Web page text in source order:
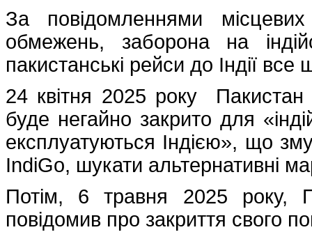
За повідомленнями
обмежень, заборона на
пакистанські рейси до Індії
24 квітня 2025 року Пакистан
буде негайно закрито для
експлуатуються Індією», що
IndiGo, шукати альтернативні
Потім, 6 травня 2025 року,
повідомив про закриття свого